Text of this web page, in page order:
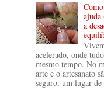
ajuda
a
acelerado, onde
mesmo tempo. No
arte e o artesanato
seguro, um lugar